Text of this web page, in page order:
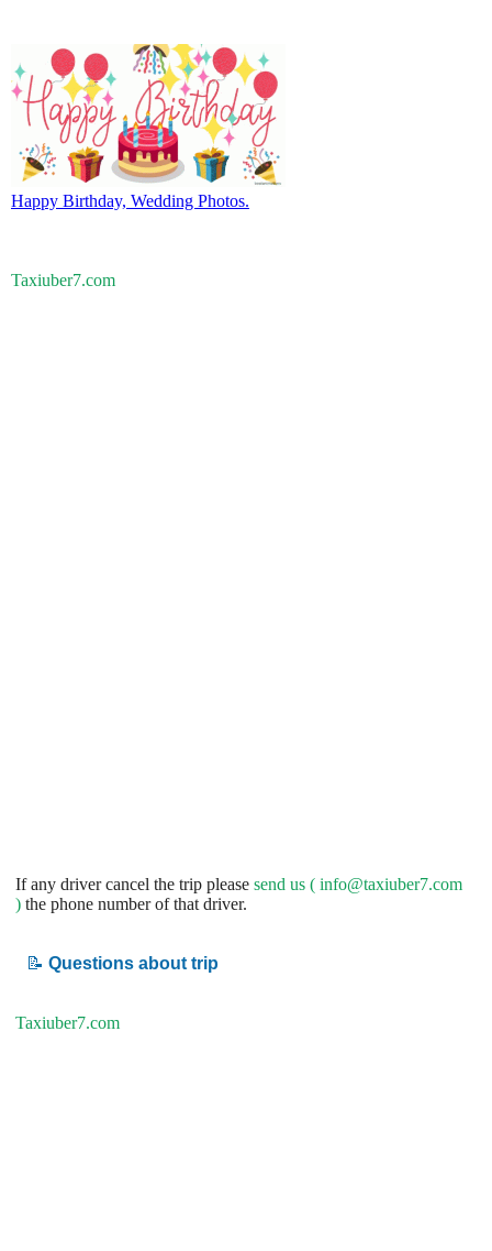
Happy Birthday, Wedding Photos.
Taxiuber7.com
If any driver cancel the trip please send us ( info@taxiuber7.com
) the phone number of that driver.
📝 Questions about trip
Taxiuber7.com